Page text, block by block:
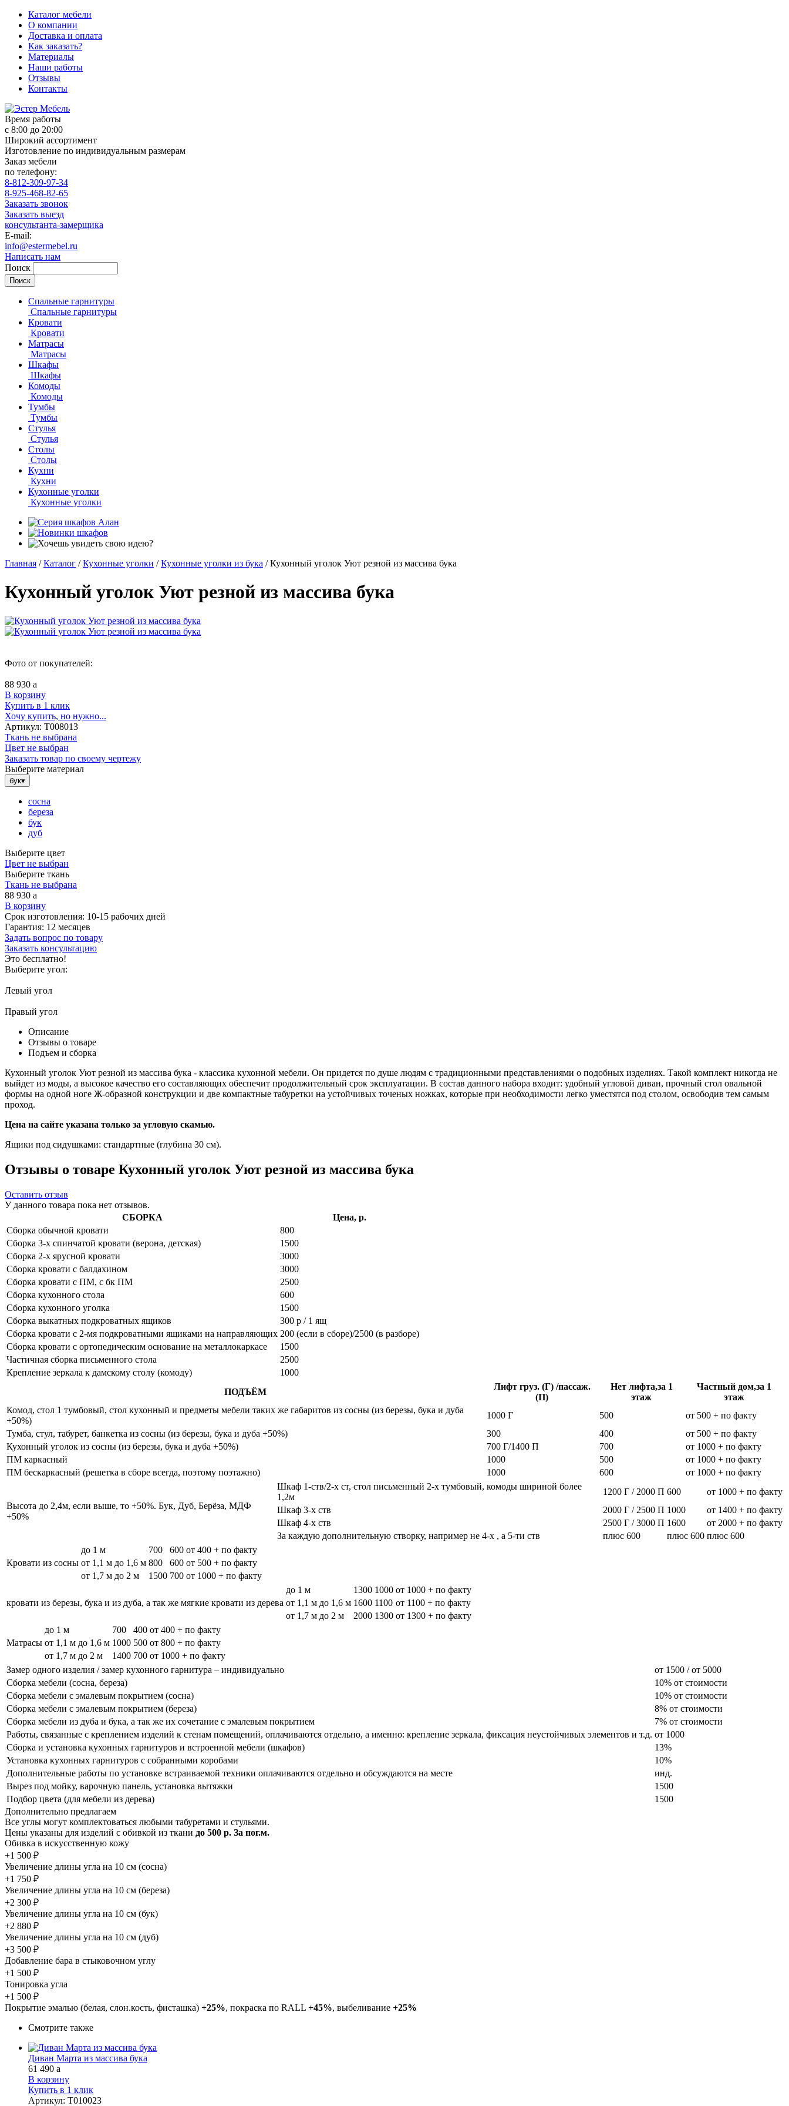
Каталог мебели
О компании
Доставка и оплата
Как заказать?
Материалы
Наши работы
Отзывы
Контакты
Время работы
с 8:00 до 20:00
Широкий ассортимент
Изготовление по индивидуальным размерам
Заказ мебели
по телефону:
8-812-309-97-34
8-925-468-82-65
Заказать звонок
Заказать выезд
консультанта-замерщика
E-mail:
info@estermebel.ru
Написать нам
Поиск
Спальные гарнитуры
Спальные гарнитуры
Кровати
Кровати
Матрасы
Матрасы
Шкафы
Шкафы
Комоды
Комоды
Тумбы
Тумбы
Стулья
Стулья
Столы
Столы
Кухни
Кухни
Кухонные уголки
Кухонные уголки
Главная / Каталог / Кухонные уголки / Кухонные уголки из бука / Кухонный уголок Уют резной из массива бука
Кухонный уголок Уют резной из массива бука
Фото от покупателей:
88 930 a
В корзину
Купить в 1 клик
Хочу купить, но нужно...
Артикул: Т008013
Ткань не выбрана
Цвет не выбран
Заказать товар по своему чертежу
Выберите материал
бук▾
сосна
береза
бук
дуб
Выберите цвет
Цвет не выбран
Выберите ткань
Ткань не выбрана
88 930 a
В корзину
Срок изготовления: 10-15 рабочих дней
Гарантия: 12 месяцев
Задать вопрос по товару
Заказать консультацию
Это бесплатно!
Выберите угол:
Левый угол
Правый угол
Описание
Отзывы о товаре
Подъем и сборка
Кухонный уголок Уют резной из массива бука - классика кухонной мебели. Он придется по душе людям с традиционными представлениями о подобных изделиях. Такой комплект никогда не
выйдет из моды, а высокое качество его составляющих обеспечит продолжительный срок эксплуатации. В состав данного набора входит: удобный угловой диван, прочный стол овальной
формы на одной ноге Ж-образной конструкции и две компактные табуретки на устойчивых точеных ножках, которые при необходимости легко уместятся под столом, освободив тем самым
проход.
Цена на сайте указана только за угловую скамью.
Ящики под сидушками: стандартные (глубина 30 см).
Отзывы о товаре Кухонный уголок Уют резной из массива бука
Оставить отзыв
У данного товара пока нет отзывов.
СБОРКА
Цена, р.
Сборка обычной кровати
800
Сборка 3-х спинчатой кровати (верона, детская)
1500
Сборка 2-х ярусной кровати
3000
Сборка кровати с балдахином
3000
Сборка кровати с ПМ, с бк ПМ
2500
Сборка кухонного стола
600
Сборка кухонного уголка
1500
Сборка выкатных подкроватных ящиков
300 р / 1 ящ
Сборка кровати с 2-мя подкроватными ящиками на направляющих 200 (если в сборе)/2500 (в разборе)
Сборка кровати с ортопедическим основание на металлокаркасе
1500
Частичная сборка письменного стола
2500
Крепление зеркала к дамскому столу (комоду)
1000
ПОДЪЁМ
Лифт груз. (Г) /пассаж.
(П)
Нет лифта,за 1
этаж
Частный дом,за 1
этаж
Комод, стол 1 тумбовый, стол кухонный и предметы мебели таких же габаритов из сосны (из березы, бука и дуба
+50%)
1000 Г 500
от 500 + по факту
Тумба, стул, табурет, банкетка из сосны (из березы, бука и дуба +50%)
300 400
от 500 + по факту
Кухонный уголок из сосны (из березы, бука и дуба +50%)
700 Г/1400 П 700
от 1000 + по факту
ПМ каркасный
1000 500
от 1000 + по факту
ПМ бескаркасный (решетка в сборе всегда, поэтому поэтажно)
1000 600 от 1000 + по факту
Высота до 2,4м, если выше, то +50%. Бук, Дуб, Берёза, МДФ
+50%
Шкаф 1-ств/2-х ст, стол письменный 2-х тумбовый, комоды шириной более
1,2м
1200 Г / 2000 П 600
от 1000 + по факту
Шкаф 3-х ств
2000 Г / 2500 П 1000
от 1400 + по факту
Шкаф 4-х ств
2500 Г / 3000 П 1600
от 2000 + по факту
За каждую дополнительную створку, например не 4-х , а 5-ти ств
плюс 600 плюс 600 плюс 600
Кровати из сосны
до 1 м 700 600 от 400 + по факту
от 1,1 м до 1,6 м 800 600 от 500 + по факту
от 1,7 м до 2 м
1500 700 от 1000 + по факту
кровати из березы, бука и из дуба, а так же мягкие кровати из дерева
до 1 м 1300 1000 от 1000 + по факту
от 1,1 м до 1,6 м 1600 1100 от 1100 + по факту
от 1,7 м до 2 м
2000 1300 от 1300 + по факту
Матрасы
до 1 м 700 400 от 400 + по факту
от 1,1 м до 1,6 м 1000 500 от 800 + по факту
от 1,7 м до 2 м
1400 700 от 1000 + по факту
Замер одного изделия / замер кухонного гарнитура – индивидуально
от 1500 / от 5000
Сборка мебели (сосна, береза)
10% от стоимости
Сборка мебели с эмалевым покрытием (сосна)
10% от стоимости
Сборка мебели с эмалевым покрытием (береза)
8% от стоимости
Сборка мебели из дуба и бука, а так же их сочетание с эмалевым покрытием
7% от стоимости
Работы, связанные с креплением изделий к стенам помещений, оплачиваются отдельно, а именно: крепление зеркала, фиксация неустойчивых элементов и т.д. от 1000
Сборка и установка кухонных гарнитуров и встроенной мебели (шкафов)
13%
Установка кухонных гарнитуров с собранными коробами
10%
Дополнительные работы по установке встраиваемой техники оплачиваются отдельно и обсуждаются на месте
инд.
Вырез под мойку, варочную панель, установка вытяжки
1500
Подбор цвета (для мебели из дерева)
1500
Дополнительно предлагаем
Все углы могут комплектоваться любыми табуретами и стульями.
Цены указаны для изделий с обивкой из ткани до 500 р. За пог.м.
Обивка в искусственную кожу
+1 500 ₽
Увеличение длины угла на 10 см (сосна)
+1 750 ₽
Увеличение длины угла на 10 см (береза)
+2 300 ₽
Увеличение длины угла на 10 см (бук)
+2 880 ₽
Увеличение длины угла на 10 см (дуб)
+3 500 ₽
Добавление бара в стыковочном углу
+1 500 ₽
Тонировка угла
+1 500 ₽
Покрытие эмалью (белая, слон.кость, фисташка) +25%, покраска по RALL +45%, выбеливание +25%
Смотрите также
Диван Марта из массива бука
61 490 a
В корзину
Купить в 1 клик
Артикул: Т010023